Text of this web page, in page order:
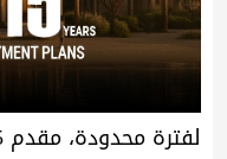
لفترة محدودة، مقدم 1.5% وتقسيط حتى 15 سنة